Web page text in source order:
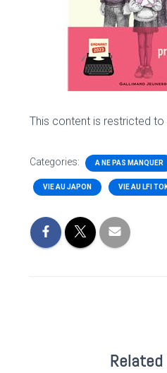
This content is restricted to
Categories: A NE PAS MANQUER
VIE AU JAPON VIE AU LFI